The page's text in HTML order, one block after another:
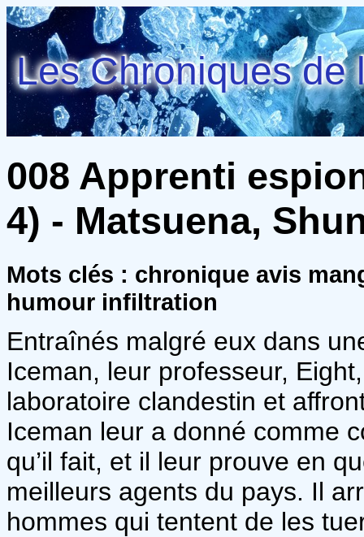
Les Chroniques de
008 Apprenti
4) - Matsuena,
Mots clés : chronique avis
humour infiltration
Entraînés malgré eux dans
Iceman, leur professeur,
laboratoire clandestin et
Iceman leur a donné comme
qu’il fait, et il leur prouve en
meilleurs agents du pays. Il
hommes qui tentent de les